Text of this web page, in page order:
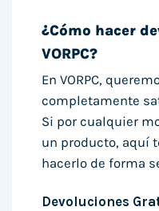
¿Cómo hacer
VORPC?
En VORPC,
completamente
Si por cualquier
un producto, aquí
hacerlo de forma
Devoluciones